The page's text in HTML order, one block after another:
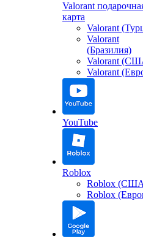
Valorant
карта
Valorant
Valorant
(Бразилия)
Valorant
Valorant
YouTube
Roblox
Roblox
Roblox